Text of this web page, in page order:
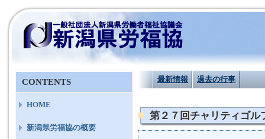
最新情報 過去の行事
第２７回チャリティゴル
CONTENTS
HOME
新潟県労福協の概要